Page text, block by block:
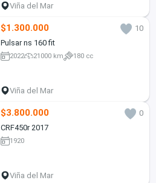
Viña del Mar
$1.300.000
10
Pulsar ns 160 fit
2022 21000 km 180 cc
Viña del Mar
$3.800.000
0
CRF450r 2017
1920
Viña del Mar